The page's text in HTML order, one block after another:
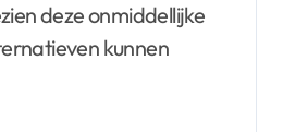
deze onmiddellijke
kunnen